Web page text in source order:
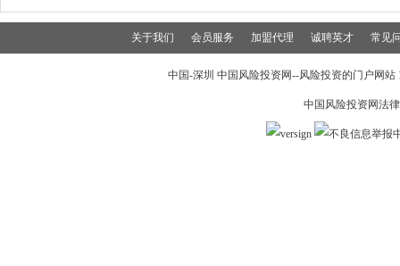
关于我们 会员服务 加盟代理 诚聘英才 常见
中国-深圳 中国风险投资网--风险投资的门户网
中国风险投资网法